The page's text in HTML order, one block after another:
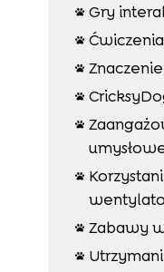
 Gry





 Zabawy
